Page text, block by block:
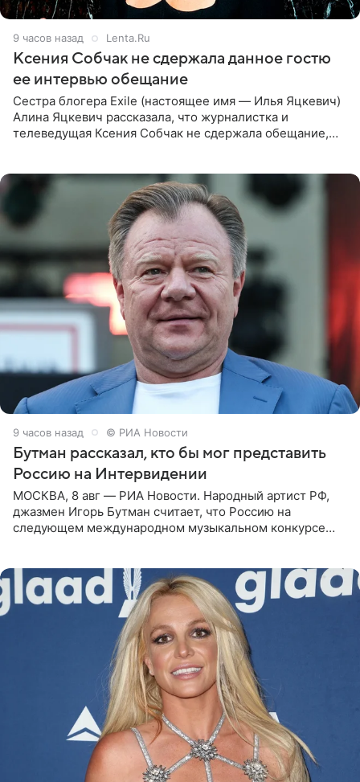
9 часов назад Lenta.Ru
Ксения Собчак не сдержала данное гостю
ее интервью обещание
Сестра блогера Exile (настоящее имя — Илья Яцкевич)
Алина Яцкевич рассказала, что журналистка и
телеведущая Ксения Собчак не сдержала обещание,
9 часов назад © РИА Новости
Бутман рассказал, кто бы мог представить
Россию на Интервидении
МОСКВА, 8 авг — РИА Новости. Народный артист РФ,
джазмен Игорь Бутман считает, что Россию на
следующем международном музыкальном конкурсе